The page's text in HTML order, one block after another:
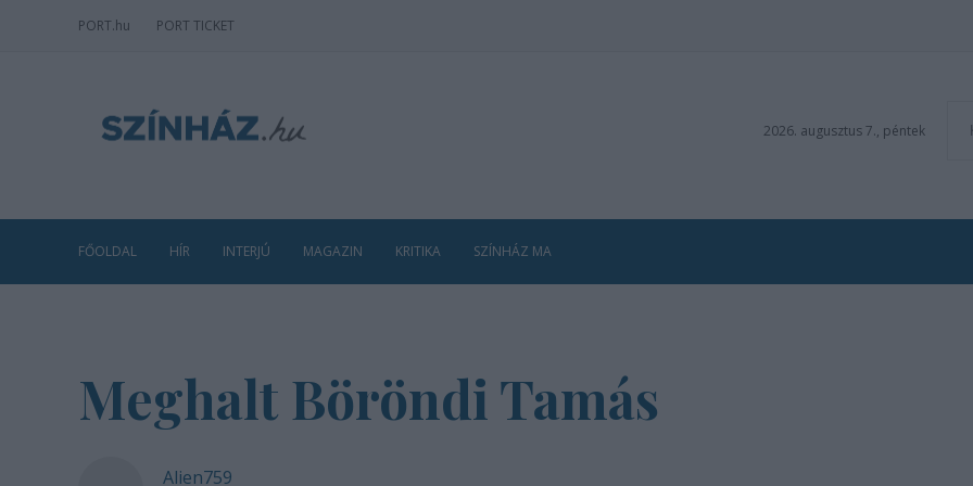
PORT.hu PORT TICKET
2026. augusztus 7., péntek
FŐOLDAL HÍR INTERJÚ MAGAZIN KRITIKA SZÍNHÁZ MA
Meghalt Böröndi Tamás
Alien759